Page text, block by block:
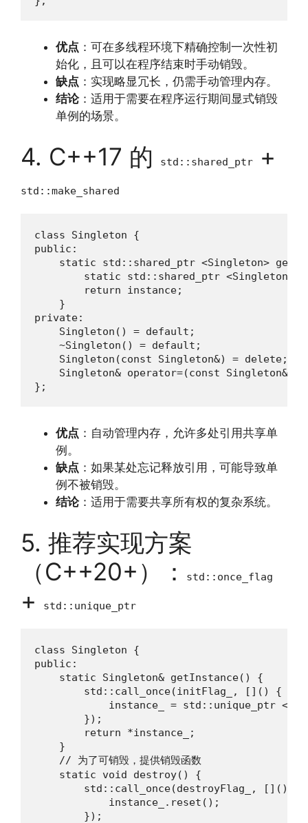
优点 ：可在多线程环境下精确控制一次性初
始化，且可以在程序结束时手动销毁。
缺点 ：实现略显冗长，仍需手动管理内存。
结论：适用于需要在程序运行期间显式销毁
单例的场景。
4. C++17 的 std::shared_ptr +
std::make_shared
class Singleton {
public:
static std::shared_ptr <Singleton>
static std::shared_ptr <Singleton>
        return instance;
    }
private:
    Singleton() = default;
    ~Singleton() = default;
    Singleton(const Singleton&) = delete;
Singleton& operator=(const Singleton&)
};
优点 ：自动管理内存，允许多处引用共享单
例。
缺点 ：如果某处忘记释放引用，可能导致单
例不被销毁。
结论：适用于需要共享所有权的复杂系统。
5. 推荐实现方案
（C++20+）：
std::once_flag
+ std::unique_ptr
class Singleton {
public:
    static Singleton& getInstance() {
        std::call_once(initFlag_, []() {
instance_ = std::unique_ptr
        });
        return *instance_;
    }
    // 为了可销毁，提供销毁函数
    static void destroy() {
        std::call_once(destroyFlag_, []() {
            instance_.reset();
        });